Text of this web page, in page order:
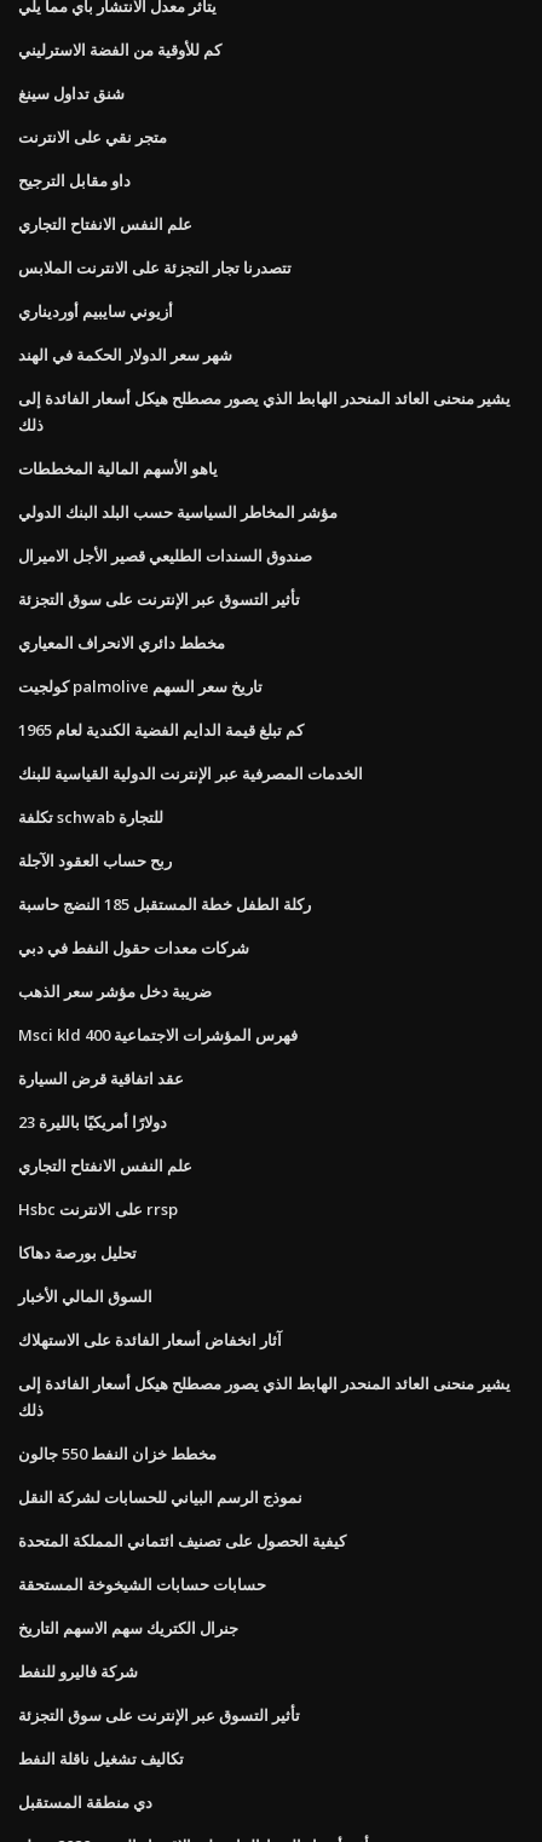
يتأثر معدل الانتشار بأي مما يلي
كم للأوقية من الفضة الاسترليني
شنق تداول سينغ
متجر نقي على الانترنت
داو مقابل الترجيح
علم النفس الانفتاح التجاري
تتصدرنا تجار التجزئة على الانترنت الملابس
أزيوني سايبيم أورديناري
شهر سعر الدولار الحكمة في الهند
يشير منحنى العائد المنحدر الهابط الذي يصور مصطلح هيكل أسعار الفائدة إلى
ذلك
ياهو الأسهم المالية المخططات
مؤشر المخاطر السياسية حسب البلد البنك الدولي
صندوق السندات الطليعي قصير الأجل الاميرال
تأثير التسوق عبر الإنترنت على سوق التجزئة
مخطط دائري الانحراف المعياري
كولجيت palmolive تاريخ سعر السهم
كم تبلغ قيمة الدايم الفضية الكندية لعام 1965
الخدمات المصرفية عبر الإنترنت الدولية القياسية للبنك
تكلفة schwab للتجارة
ربح حساب العقود الآجلة
ركلة الطفل خطة المستقبل 185 النضج حاسبة
شركات معدات حقول النفط في دبي
ضريبة دخل مؤشر سعر الذهب
Msci kld 400 فهرس المؤشرات الاجتماعية
عقد اتفاقية قرض السيارة
23 دولارًا أمريكيًا بالليرة
علم النفس الانفتاح التجاري
Hsbc على الانترنت rrsp
تحليل بورصة دهاكا
السوق المالي الأخبار
آثار انخفاض أسعار الفائدة على الاستهلاك
يشير منحنى العائد المنحدر الهابط الذي يصور مصطلح هيكل أسعار الفائدة إلى
ذلك
مخطط خزان النفط 550 جالون
نموذج الرسم البياني للحسابات لشركة النقل
كيفية الحصول على تصنيف ائتماني المملكة المتحدة
حسابات حسابات الشيخوخة المستحقة
جنرال الكتريك سهم الاسهم التاريخ
شركة فاليرو للنفط
تأثير التسوق عبر الإنترنت على سوق التجزئة
تكاليف تشغيل ناقلة النفط
دي منطقة المستقبل